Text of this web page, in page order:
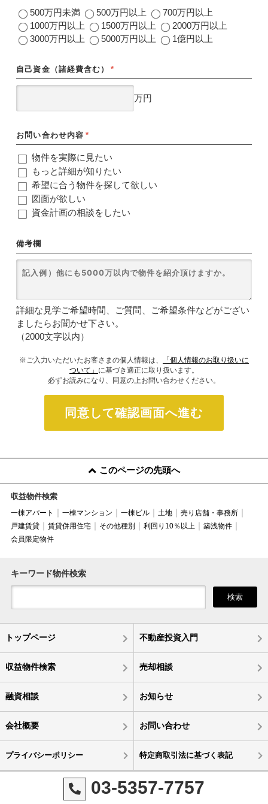
500万円未満 500万円以上
700万円以上
1000万円以上
1500万円以上
2000万円以上
3000万円以上
5000万円以上 1億円以上
自己資金（諸経費含む） *
万円
お問い合わせ内容 *
物件を実際に見たい
もっと詳細が知りたい
希望に合う物件を探して欲しい
図面が欲しい
資金計画の相談をしたい
備考欄
詳細な見学ご希望時間、ご質問、ご希望条件などがござい
ましたらお聞かせ下さい。
（2000文字以内）
※ご入力いただいたお客さまの個人情報は、
「個人情報のお取り扱いに
ついて」 に基づき適正に取り扱います。
必ずお読みになり、同意の上お問い合わせください。
同意して確認画面へ進む
このページの先頭へ
収益物件検索
一棟アパート 一棟マンション 一棟ビル 土地
売り店舗・事務所
戸建賃貸
賃貸併用住宅 その他種別 利回り10％以上
築浅物件
会員限定物件
キーワード物件検索
検索
トップページ 不動産投資入門
収益物件検索 売却相談
融資相談 お知らせ
会社概要 お問い合わせ
プライバシーポリシー 特定商取引法に基づく表記
03-5357-7757